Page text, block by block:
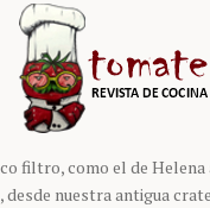
filtro, como el de Helena
desde nuestra antigua